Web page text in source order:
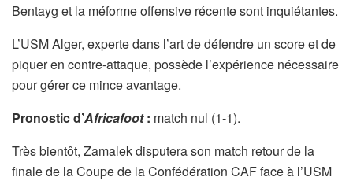
Bentayg et la méforme offensive récente sont inquiétantes.
L’USM Alger, experte dans l’art de défendre un score et de
piquer en contre-attaque, possède l’expérience nécessaire
pour gérer ce mince avantage.
Pronostic d’Africafoot: match nul (1-1).
Très bientôt, Zamalek disputera son match retour de la
finale de la Coupe de la Confédération CAF face à l’USM